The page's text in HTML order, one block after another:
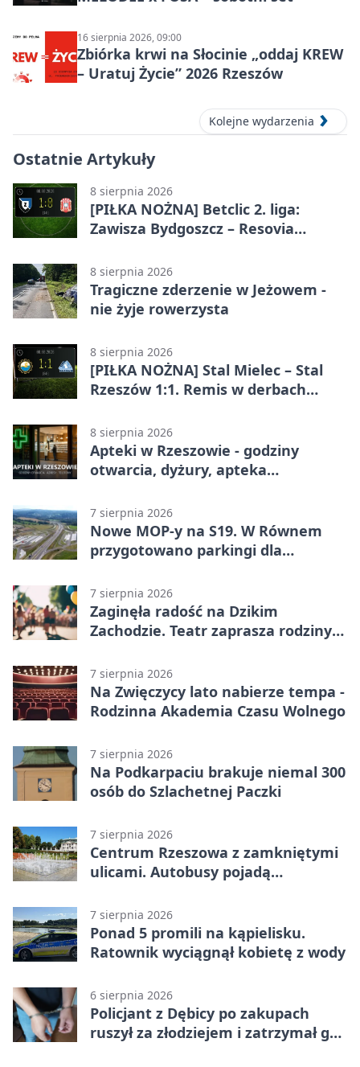
16 sierpnia 2026, 09:00
Zbiórka krwi na Słocinie „oddaj KREW
– Uratuj Życie” 2026 Rzeszów
Kolejne wydarzenia
Ostatnie Artykuły
8 sierpnia 2026
[PIŁKA NOŻNA] Betclic 2. liga:
Zawisza Bydgoszcz – Resovia
pierwszym zwycięstwem
8 sierpnia 2026
Tragiczne zderzenie w Jeżowem -
nie żyje rowerzysta
8 sierpnia 2026
[PIŁKA NOŻNA] Stal Mielec – Stal
Rzeszów 1:1. Remis w derbach
8 sierpnia 2026
Apteki w Rzeszowie - godziny
otwarcia, dyżury, apteka
7 sierpnia 2026
Nowe MOP-y na S19. W Równem
przygotowano parkingi dla
7 sierpnia 2026
Zaginęła radość na Dzikim
Zachodzie. Teatr zaprasza rodziny
7 sierpnia 2026
Na Zwięczycy lato nabierze tempa -
Rodzinna Akademia Czasu Wolnego
7 sierpnia 2026
Na Podkarpaciu brakuje niemal 300
osób do Szlachetnej Paczki
7 sierpnia 2026
Centrum Rzeszowa z zamkniętymi
ulicami. Autobusy pojadą
7 sierpnia 2026
Ponad 5 promili na kąpielisku.
Ratownik wyciągnął kobietę z wody
6 sierpnia 2026
Policjant z Dębicy po zakupach
ruszył za złodziejem i zatrzymał go